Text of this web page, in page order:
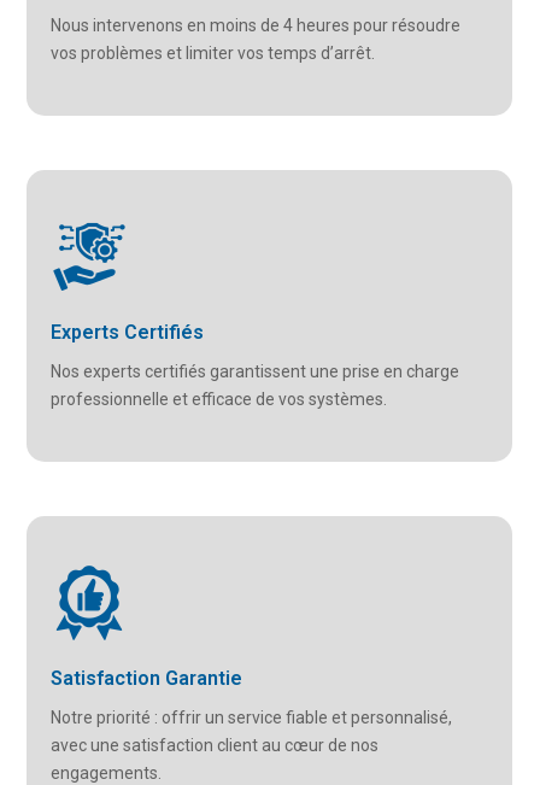
Nous intervenons en moins de 4 heures pour résoudre
vos problèmes et limiter vos temps d’arrêt.
Experts Certifiés
Nos experts certifiés garantissent une prise en charge
professionnelle et efficace de vos systèmes.
Satisfaction Garantie
Notre priorité : offrir un service fiable et personnalisé,
avec une satisfaction client au cœur de nos
engagements.